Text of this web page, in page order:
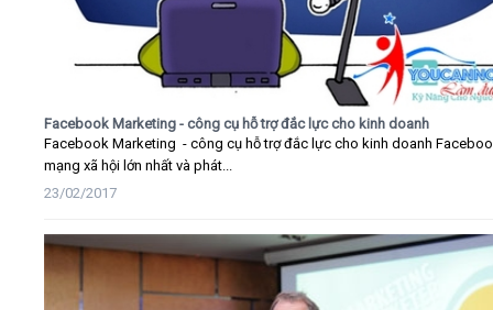
Facebook Marketing - công cụ hỗ trợ đắc lực cho kinh doanh
Facebook Marketing - công cụ hỗ trợ đắc lực cho kinh doanh
mạng xã hội lớn nhất và phát...
23/02/2017